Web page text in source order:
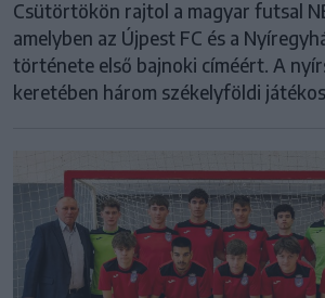
Csütörtökön rajtol a magyar futsal
amelyben az Újpest FC és a
története első bajnoki címéért. A
keretében három székelyföldi